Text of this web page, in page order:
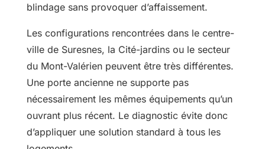
blindage sans provoquer d’affaissement.
Les configurations rencontrées dans le centre-
ville de Suresnes, la Cité-jardins ou le secteur
du Mont-Valérien peuvent être très différentes.
Une porte ancienne ne supporte pas
nécessairement les mêmes équipements qu’un
ouvrant plus récent. Le diagnostic évite donc
d’appliquer une solution standard à tous les